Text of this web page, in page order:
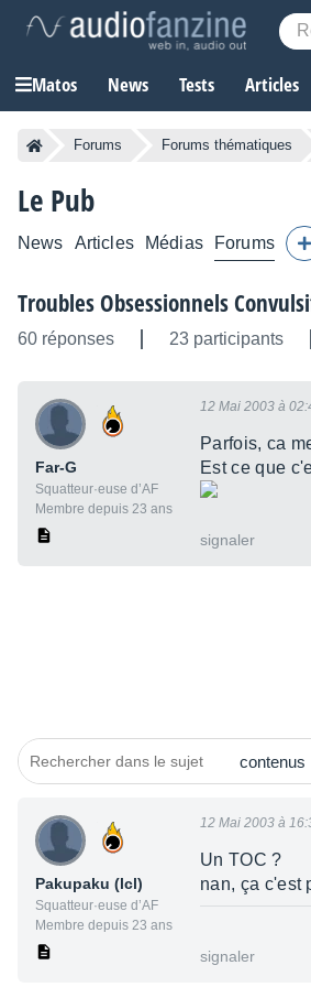
Matos News Tests Articles
Forums Forums thématiques
Le Pub
News Articles Médias Forums
Troubles Obsessionnels
60 réponses 23 participants
Far-G
Squatteur·euse d’AF
Membre depuis 23 ans
12 Mai 2003 à
Parfois, ca
Est ce que
signaler
Pakupaku (lcl)
Squatteur·euse d’AF
Membre depuis 23 ans
12 Mai 2003 à
Un TOC ?
nan, ça c'est
signaler